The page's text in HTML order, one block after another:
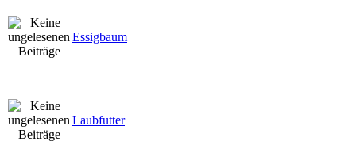
Essigbaum
Laubfutter